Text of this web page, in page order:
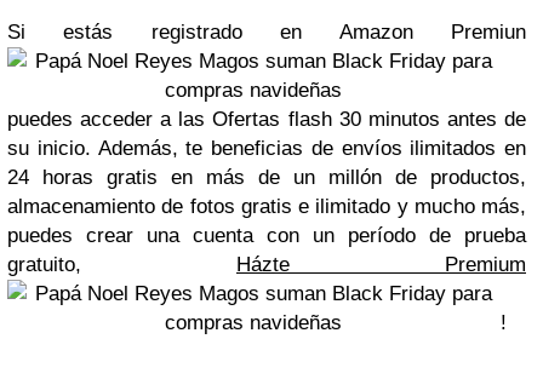
Si estás registrado en Amazon Premiun
puedes acceder a las Ofertas flash 30 minutos antes de
su inicio. Además, te beneficias de envíos ilimitados en
24 horas gratis en más de un millón de productos,
almacenamiento de fotos gratis e ilimitado y mucho más,
puedes crear una cuenta con un período de prueba
gratuito, Házte Premium
!